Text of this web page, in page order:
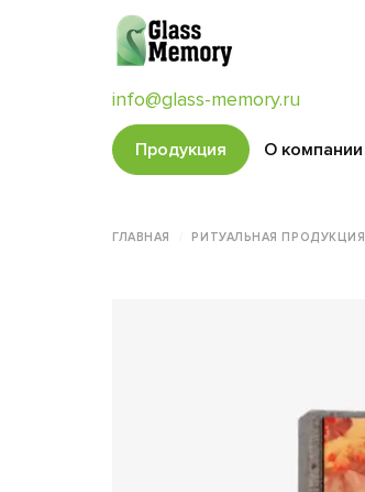
info@glass-memory.ru
Продукция О компании
ГЛАВНАЯ РИТУАЛЬНАЯ ПРОДУКЦИЯ